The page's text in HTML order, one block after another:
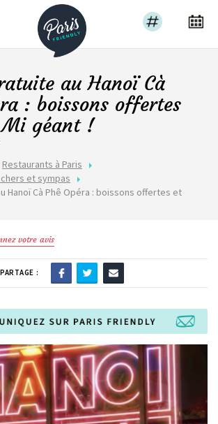
Restaurants à Paris
et sympas
Hanoï Cà Phê Opéra : boissons offertes et
au Hanoï Cà
: boissons offertes
Mi géant !
votre avis
PARTAGE :